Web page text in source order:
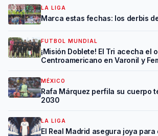
LA LIGA
Marca estas fechas: los derbis
FUTBOL MUNDIAL
¡Misión Doblete! El Tri acecha el
Centroamericano en Varonil y
MÉXICO
Rafa Márquez perfila su cuerpo
2030
LA LIGA
El Real Madrid asegura joya